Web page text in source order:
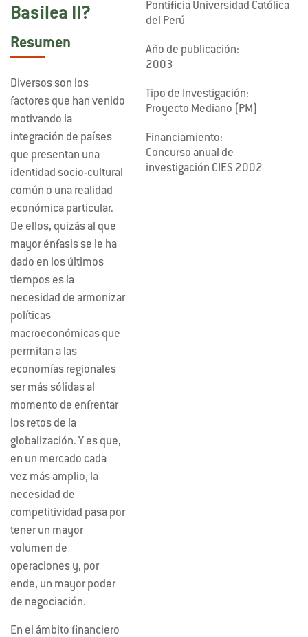
Basilea II?
Resumen
Diversos son los
factores que han venido
motivando la
integración de países
que presentan una
identidad socio-cultural
común o una realidad
económica particular.
De ellos, quizás al que
mayor énfasis se le ha
dado en los últimos
tiempos es la
necesidad de armonizar
políticas
macroeconómicas que
permitan a las
economías regionales
ser más sólidas al
momento de enfrentar
los retos de la
globalización. Y es que,
en un mercado cada
vez más amplio, la
necesidad de
competitividad pasa por
tener un mayor
volumen de
operaciones y, por
ende, un mayor poder
de negociación.
En el ámbito financiero
Pontificia Universidad Católica
del Perú
Año de publicación:
2003
Tipo de Investigación:
Proyecto Mediano (PM)
Financiamiento:
Concurso anual de
investigación CIES 2002